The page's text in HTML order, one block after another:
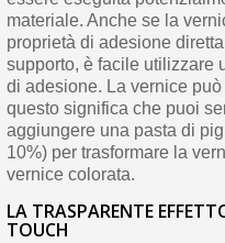
materiale. Anche se la
proprietà di adesione
supporto, è facile utilizzare
di adesione. La vernice
questo significa che puoi
aggiungere una pasta di
10%) per trasformare la
vernice colorata.
LA TRASPARENTE
TOUCH